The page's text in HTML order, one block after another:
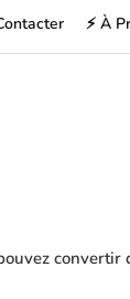
⚡ À
convertir